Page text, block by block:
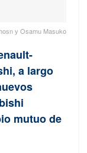
y Osamu Masuko
a largo
mutuo de